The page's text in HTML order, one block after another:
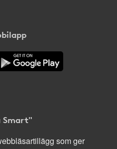
Smart"
som ger